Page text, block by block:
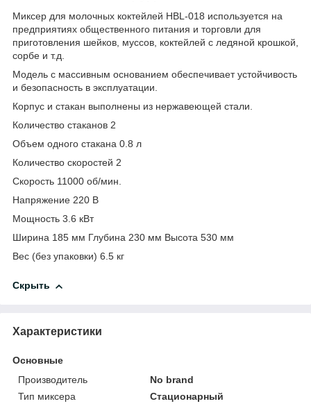
Миксер для молочных коктейлей HBL-018 используется на
предприятиях общественного питания и торговли для
приготовления шейков, муссов, коктейлей с ледяной крошкой,
сорбе и т.д.
Модель с массивным основанием обеспечивает устойчивость
и безопасность в эксплуатации.
Корпус и стакан выполнены из нержавеющей стали.
Количество стаканов 2
Объем одного стакана 0.8 л
Количество скоростей 2
Скорость 11000 об/мин.
Напряжение 220 В
Мощность 3.6 кВт
Ширина 185 мм Глубина 230 мм Высота 530 мм
Вес (без упаковки) 6.5 кг
Скрыть
Характеристики
Основные
Производитель
No brand
Тип миксера
Стационарный